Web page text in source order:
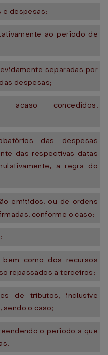
e despesas;
ao período de
separadas por
despesas;
acaso concedidos,
das despesas
das respectivas datas
a regra do
emitidos, ou de ordens
conforme o caso;
como dos recursos
repassados a terceiros;
de tributos, inclusive
o caso;
o período a que